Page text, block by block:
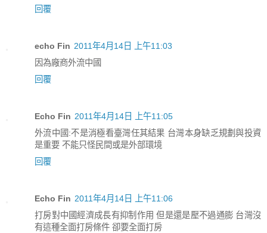
回覆
echo Fin 2011年4月14日 上午11:03
因為廠商外流中國
回覆
Echo Fin 2011年4月14日 上午11:05
外流中國:不是消極看臺灣任其結果 台灣本身缺乏規劃與投資
是重要 不能只怪民間或是外部環境
回覆
Echo Fin 2011年4月14日 上午11:06
打房對中國經濟成長有抑制作用 但是還是壓不過通膨 台灣沒
有這種全面打房條件 卻要全面打房